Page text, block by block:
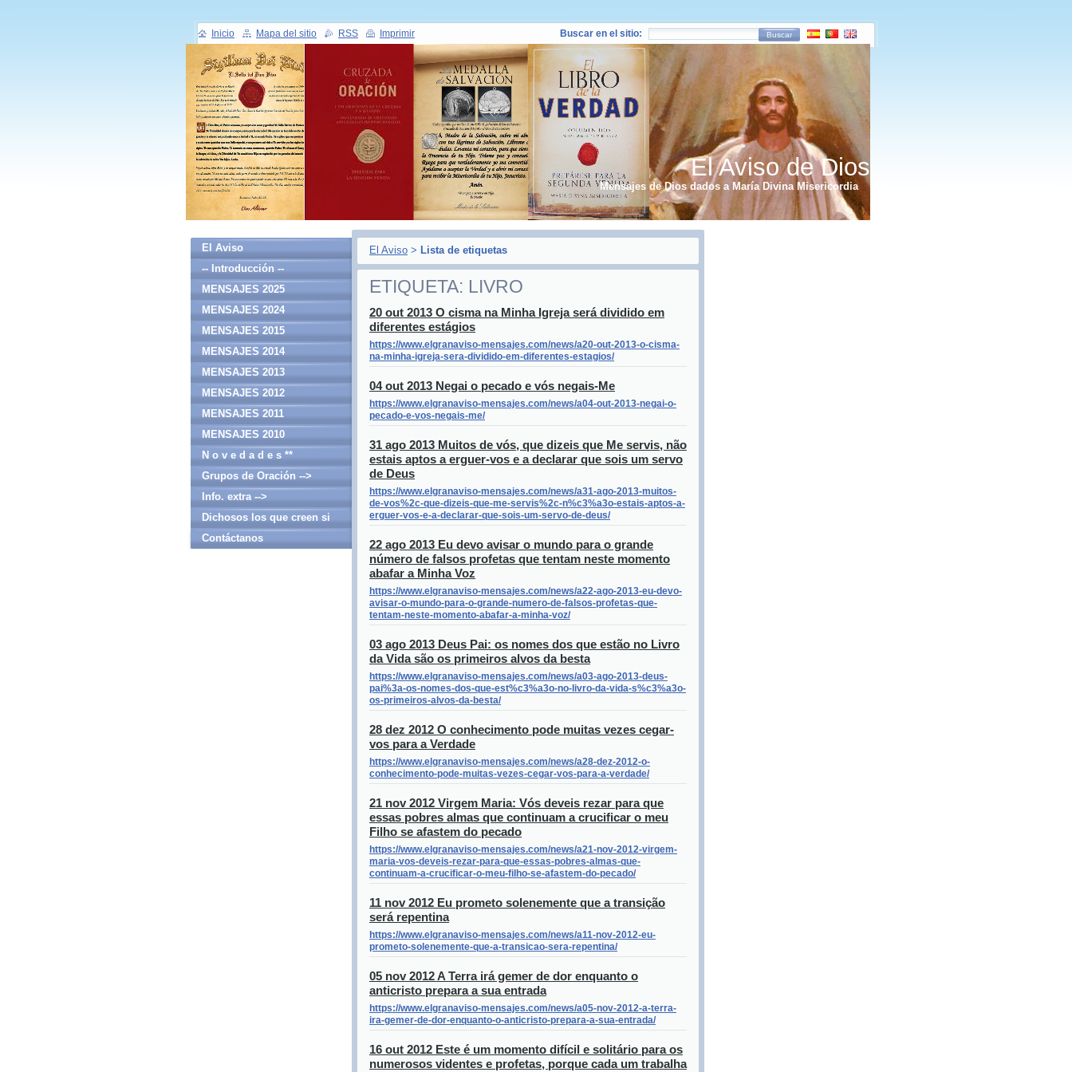
El Aviso de Dios
Mensajes de Dios dados a María Divina Misericordia
El Aviso > Lista de etiquetas
ETIQUETA: LIVRO
20 out 2013 O cisma na Minha Igreja será dividido em
diferentes estágios
https://www.elgranaviso-mensajes.com/news/a20-out-2013-o-cisma-
na-minha-igreja-sera-dividido-em-diferentes-estagios/
04 out 2013 Negai o pecado e vós negais-Me
https://www.elgranaviso-mensajes.com/news/a04-out-2013-negai-o-
pecado-e-vos-negais-me/
31 ago 2013 Muitos de vós, que dizeis que Me servis, não
estais aptos a erguer-vos e a declarar que sois um servo
de Deus
https://www.elgranaviso-mensajes.com/news/a31-ago-2013-muitos-
de-vos%2c-que-dizeis-que-me-servis%2c-n%c3%a3o-estais-aptos-a-
erguer-vos-e-a-declarar-que-sois-um-servo-de-deus/
22 ago 2013 Eu devo avisar o mundo para o grande
número de falsos profetas que tentam neste momento
abafar a Minha Voz
https://www.elgranaviso-mensajes.com/news/a22-ago-2013-eu-devo-
avisar-o-mundo-para-o-grande-numero-de-falsos-profetas-que-
tentam-neste-momento-abafar-a-minha-voz/
03 ago 2013 Deus Pai: os nomes dos que estão no Livro
da Vida são os primeiros alvos da besta
https://www.elgranaviso-mensajes.com/news/a03-ago-2013-deus-
pai%3a-os-nomes-dos-que-est%c3%a3o-no-livro-da-vida-s%c3%a3o-
os-primeiros-alvos-da-besta/
28 dez 2012 O conhecimento pode muitas vezes cegar-
vos para a Verdade
https://www.elgranaviso-mensajes.com/news/a28-dez-2012-o-
conhecimento-pode-muitas-vezes-cegar-vos-para-a-verdade/
21 nov 2012 Virgem Maria: Vós deveis rezar para que
essas pobres almas que continuam a crucificar o meu
Filho se afastem do pecado
https://www.elgranaviso-mensajes.com/news/a21-nov-2012-virgem-
maria-vos-deveis-rezar-para-que-essas-pobres-almas-que-
continuam-a-crucificar-o-meu-filho-se-afastem-do-pecado/
11 nov 2012 Eu prometo solenemente que a transição
será repentina
https://www.elgranaviso-mensajes.com/news/a11-nov-2012-eu-
prometo-solenemente-que-a-transicao-sera-repentina/
05 nov 2012 A Terra irá gemer de dor enquanto o
anticristo prepara a sua entrada
https://www.elgranaviso-mensajes.com/news/a05-nov-2012-a-terra-
ira-gemer-de-dor-enquanto-o-anticristo-prepara-a-sua-entrada/
16 out 2012 Este é um momento difícil e solitário para os
numerosos videntes e profetas, porque cada um trabalha
El Aviso
-- Introducción --
MENSAJES 2025
MENSAJES 2024
MENSAJES 2015
MENSAJES 2014
MENSAJES 2013
MENSAJES 2012
MENSAJES 2011
MENSAJES 2010
N o v e d a d e s **
Grupos de Oración -->
Info. extra -->
Dichosos los que creen si
haber visto
Contáctanos
Inicio Mapa del sitio RSS Imprimir Buscar en el sitio: Buscar